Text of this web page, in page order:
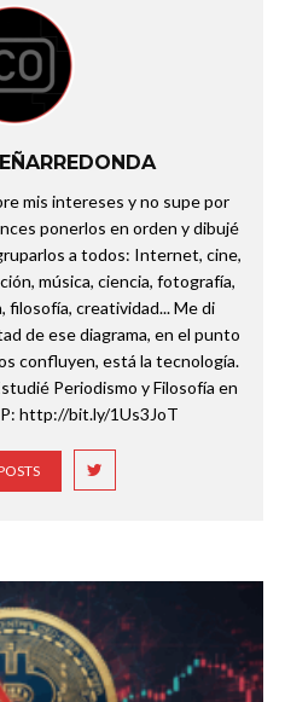
mis intereses y no supe por
ponerlos en orden y dibujé
a todos: Internet, cine,
música, ciencia, fotografía,
filosofía, creatividad... Me di
de ese diagrama, en el punto
confluyen, está la tecnología.
Periodismo y Filosofía en
http://bit.ly/1Us3JoT